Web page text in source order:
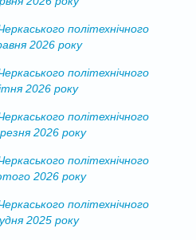
політехнічного
2026 року
політехнічного
2026 року
політехнічного
2026 року
політехнічного
2026 року
політехнічного
2025 року